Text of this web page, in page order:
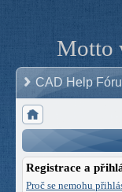
Motto
CAD Help
Registrace a
Proč se nemohu